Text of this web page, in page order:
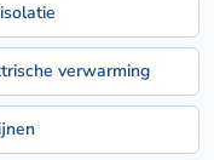
verwarming